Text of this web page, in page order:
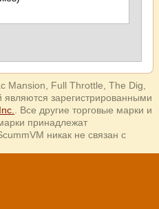
Mansion, Full Throttle, The Dig,
зарегистрированными
. Все другие торговые марки и
принадлежат
никак не связан с